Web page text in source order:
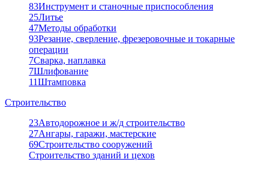
83Инструмент и станочные приспособления
25Литье
47Методы обработки
93Резание, сверление, фрезеровочные и токарные
операции
7Сварка, наплавка
7Шлифование
11Штамповка
Строительство
23Автодорожное и ж/д строительство
27Ангары, гаражи, мастерские
69Строительство сооружений
Строительство зданий и цехов